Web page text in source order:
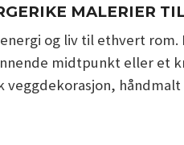
MALERIER
og liv til ethvert
midtpunkt eller et
veggdekorasjon,